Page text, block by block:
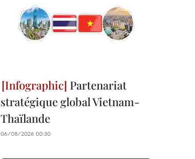
Partenariat
stratégique global Vietnam-
Thaïlande
06/08/2026 00:30